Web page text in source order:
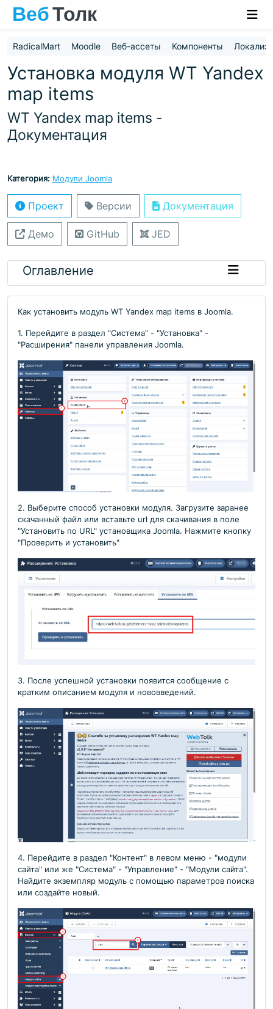
RadicalMart Moodle Веб-ассеты Компоненты
Установка модуля WT Yandex
map items
WT Yandex map items -
Документация
Категория: Модули Joomla
Проект Версии Документация
Демо GitHub JED
Оглавление
Как установить модуль WT Yandex map items в Joomla.
1. Перейдите в раздел "Система" - "Установка" -
"Расширения" панели управления Joomla.
2. Выберите способ установки модуля. Загрузите заранее
скачанный файл или вставьте url для скачивания в поле
"Установить по URL" установщика Joomla. Нажмите кнопку
"Проверить и установить"
3. После успешной установки появится сообщение с
кратким описанием модуля и нововведений.
4. Перейдите в раздел "Контент" в левом меню - "модули
сайта" или же "Система" - "Управление" - "Модули сайта".
Найдите экземпляр модуль с помощью параметров поиска
или создайте новый.